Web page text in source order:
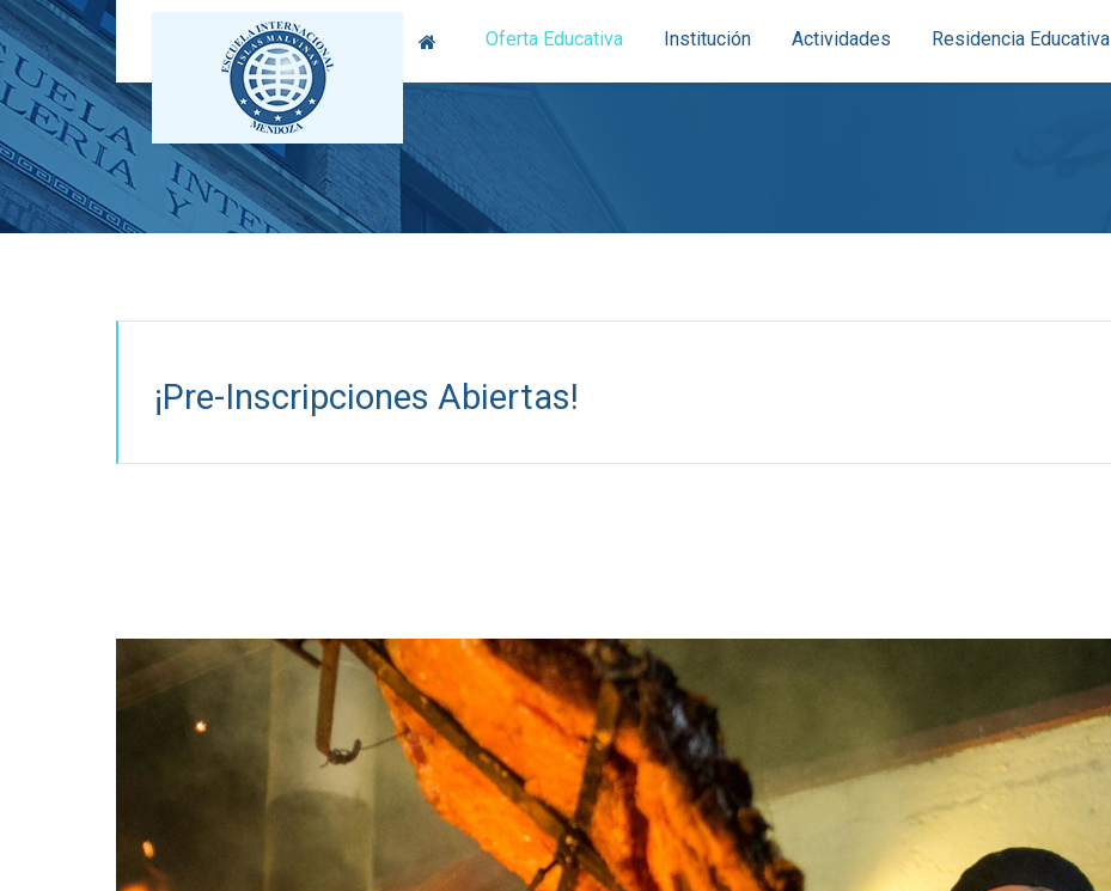
Oferta Educativa Institución Actividades Residencia Educativa
¡Pre-Inscripciones Abiertas!